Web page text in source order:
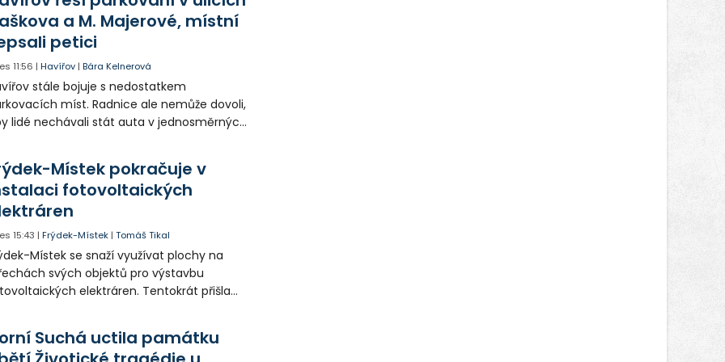
a M. Majerové, místní
petici
11:56 |Havířov |Bára Kelnerová
stále bojuje s nedostatkem
míst. Radnice ale nemůže dovoli,
lidé nechávali stát auta v jednosměrných
někteří obyvatelé rozhodli sepsat petici.
Místek pokračuje v
fotovoltaických
15:43 |Frýdek-Místek |Tomáš Tikal
Místek se snaží využívat plochy na
svých objektů pro výstavbu
elektráren. Tentokrát přišla
Suchá uctila památku